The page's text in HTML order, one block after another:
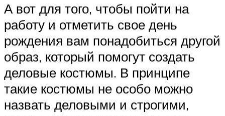
А вот для того, чтобы пойти на
работу и отметить свое день
рождения вам понадобиться другой
образ, который помогут создать
деловые костюмы. В принципе
такие костюмы не особо можно
назвать деловыми и строгими,